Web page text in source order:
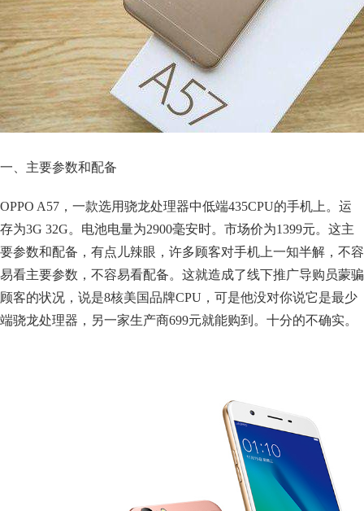
一、主要参数和配备
OPPO A57，一款选用骁龙处理器中低端435CPU的手机上。运
存为3G 32G。电池电量为2900毫安时。市场价为1399元。这主
要参数和配备，有点儿辣眼，许多顾客对手机上一知半解，不容
易看主要参数，不容易看配备。这就造成了线下推广导购员蒙骗
顾客的状况，说是8核美国品牌CPU，可是他没对你说它是最少
端骁龙处理器，另一家生产商699元就能购到。十分的不确实。